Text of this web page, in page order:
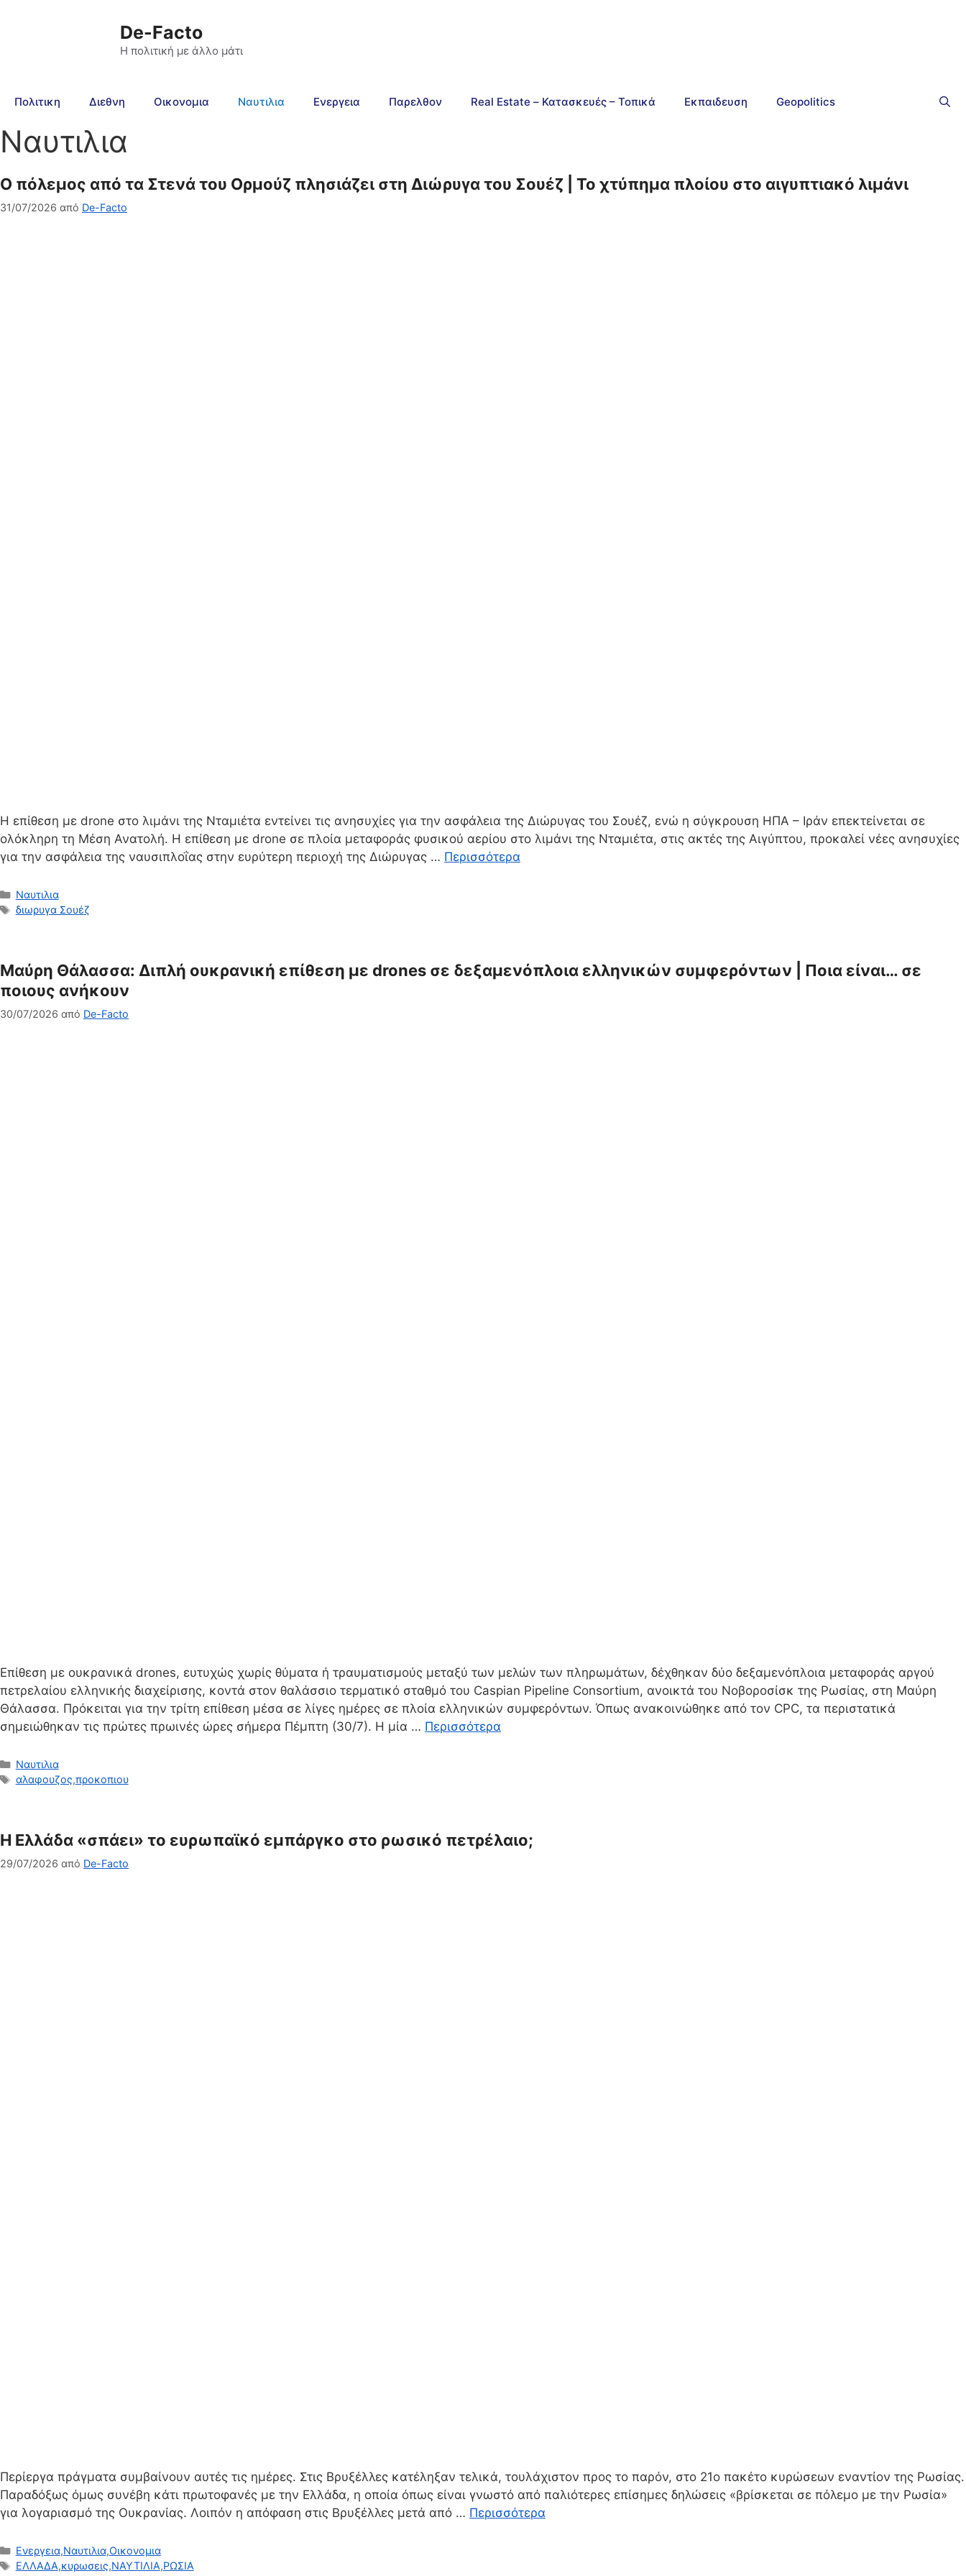
De-Facto
Η πολιτική με άλλο μάτι
Πολιτικη Διεθνη Οικονομια Ναυτιλια Ενεργεια Παρελθον Real Estate – Κατασκευές – Τοπικά Εκπαιδευση Geopolitics
Ναυτιλια
Ο πόλεμος από τα Στενά του Ορμούζ πλησιάζει στη Διώρυγα του Σουέζ | Το χτύπημα πλοίου στο αιγυπτιακό λιμάνι
31/07/2026 από De-Facto
Η επίθεση με drone στο λιμάνι της Νταμιέτα εντείνει τις ανησυχίες για την ασφάλεια της Διώρυγας του Σουέζ, ενώ η σύγκρουση ΗΠΑ – Ιράν επεκτείνεται σε
ολόκληρη τη Μέση Ανατολή. Η επίθεση με drone σε πλοία μεταφοράς φυσικού αερίου στο λιμάνι της Νταμιέτα, στις ακτές της Αιγύπτου, προκαλεί νέες ανησυχίες
για την ασφάλεια της ναυσιπλοΐας στην ευρύτερη περιοχή της Διώρυγας … Περισσότερα
Κατηγορίες
Ναυτιλια
Ετικέτες
διωρυγα Σουέζ
Μαύρη Θάλασσα: Διπλή ουκρανική επίθεση με drones σε δεξαμενόπλοια ελληνικών συμφερόντων | Ποια είναι… σε
ποιους ανήκουν
30/07/2026 από De-Facto
Επίθεση με ουκρανικά drones, ευτυχώς χωρίς θύματα ή τραυματισμούς μεταξύ των μελών των πληρωμάτων, δέχθηκαν δύο δεξαμενόπλοια μεταφοράς αργού
πετρελαίου ελληνικής διαχείρισης, κοντά στον θαλάσσιο τερματικό σταθμό του Caspian Pipeline Consortium, ανοικτά του Νοβοροσίσκ της Ρωσίας, στη Μαύρη
Θάλασσα. Πρόκειται για την τρίτη επίθεση μέσα σε λίγες ημέρες σε πλοία ελληνικών συμφερόντων. Όπως ανακοινώθηκε από τον CPC, τα περιστατικά
σημειώθηκαν τις πρώτες πρωινές ώρες σήμερα Πέμπτη (30/7). Η μία … Περισσότερα
Κατηγορίες
Ναυτιλια
Ετικέτες
αλαφουζος,προκοπιου
Η Ελλάδα «σπάει» το ευρωπαϊκό εμπάργκο στο ρωσικό πετρέλαιο;
29/07/2026 από De-Facto
Περίεργα πράγματα συμβαίνουν αυτές τις ημέρες. Στις Βρυξέλλες κατέληξαν τελικά, τουλάχιστον προς το παρόν, στο 21ο πακέτο κυρώσεων εναντίον της Ρωσίας.
Παραδόξως όμως συνέβη κάτι πρωτοφανές με την Ελλάδα, η οποία όπως είναι γνωστό από παλιότερες επίσημες δηλώσεις «βρίσκεται σε πόλεμο με την Ρωσία»
για λογαριασμό της Ουκρανίας. Λοιπόν η απόφαση στις Βρυξέλλες μετά από … Περισσότερα
Κατηγορίες
Ενεργεια,Ναυτιλια,Οικονομια
Ετικέτες
ΕΛΛΑΔΑ,κυρωσεις,ΝΑΥΤΙΛΙΑ,ΡΩΣΙΑ